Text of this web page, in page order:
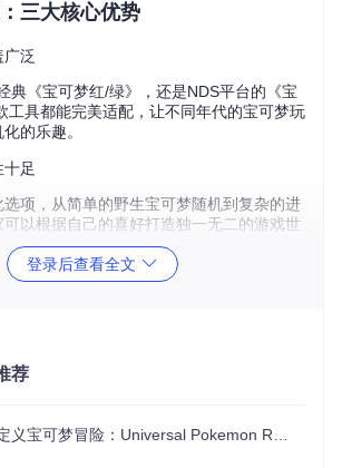
三大核心优势
泛
典《宝可梦红/绿》，还是NDS平台的《宝
工具都能完美适配，让不同年代的宝可梦玩
的乐趣。
足
项，从简单的野生宝可梦随机到复杂的进
以根据自己的喜好打造独一无二的游戏世
手
3步开启随机化冒险
高版本
登录后查看全文
荐
梦冒险：Universal Pokemon Randomizer ZX玩法革新指南